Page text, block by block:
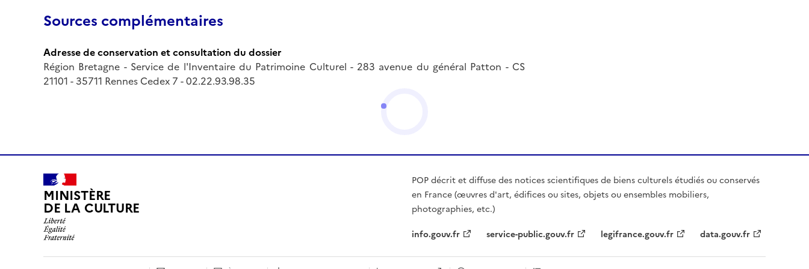
Sources complémentaires
Adresse de conservation et consultation du dossier
Région Bretagne - Service de l'Inventaire du Patrimoine Culturel - 283 avenue du général Patton - CS
21101 - 35711 Rennes Cedex 7 - 02.22.93.98.35
MINISTÈRE
DE LA CULTURE
POP décrit et diffuse des notices scientifiques de biens culturels étudiés ou conservés
en France (œuvres d'art, édifices ou sites, objets ou ensembles mobiliers,
photographies, etc.)
info.gouv.fr
service-public.gouv.fr legifrance.gouv.fr data.gouv.fr